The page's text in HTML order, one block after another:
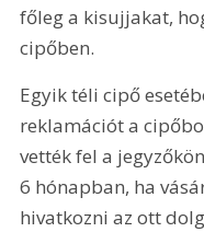
főleg a kisujjakat,
cipőben.
Egyik téli cipő
reklamációt a
vették fel a
6 hónapban, ha
hivatkozni az ott